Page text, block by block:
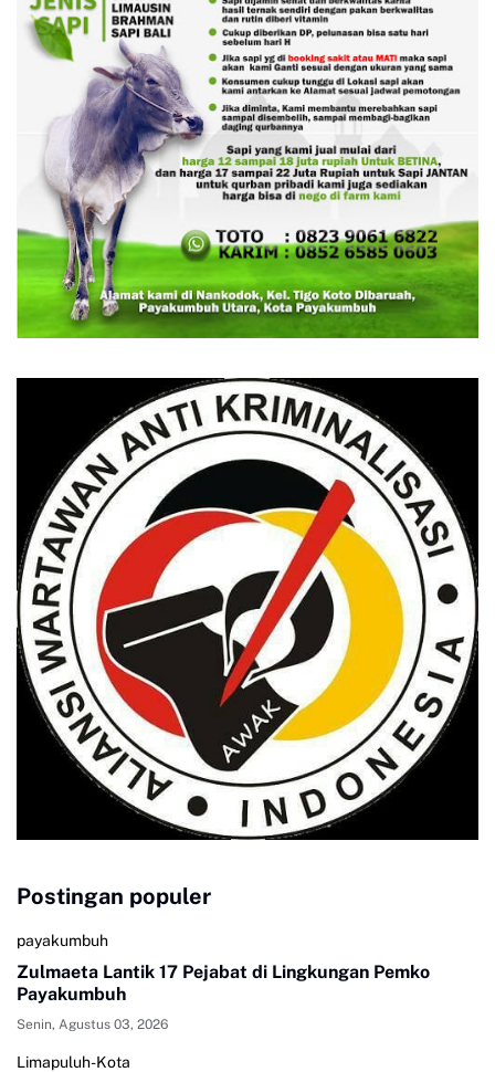
Postingan populer
payakumbuh
Zulmaeta Lantik 17 Pejabat di Lingkungan Pemko
Payakumbuh
Senin, Agustus 03, 2026
Limapuluh-Kota